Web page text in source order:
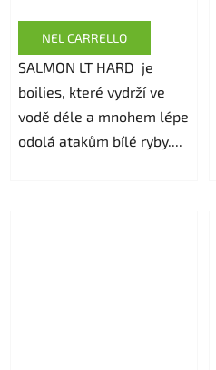
NEL CARRELLO
SALMON LT HARD je
boilies, které vydrží ve
vodě déle a mnohem lépe
odolá atakům bílé ryby....